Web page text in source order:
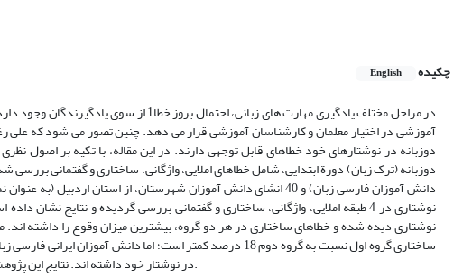
چکیده
English
در مراحل مختلف یادگیری مهارت های زبانی،
آموزشی در اختیار معلمان و کارشناسان آموزشی قرار می دهد. چنین تصور می شود که علی
دانش آموزان فارسی زبان) و 40 انشای دانش آموزان شهرستان، از
نوشتاری در 4 طبقه املایی، واژگانی، ساختاری و گفتمانی بررسی گردیده و نتایج
نوشتاری دیده شده و خطاهای ساختاری در هر دو گروه، بیشترین میزان وقوع را داشته
ساختاری گروه اول نسبت به گروه دوم 18 درصد کمتر است؛ اما
در نوشتار خود داشته اند. نتایج این پژوهش در نگارش متون آموزشی و تجدید نظر در روش های تدریس زبان فارسی کاربرد دارد.